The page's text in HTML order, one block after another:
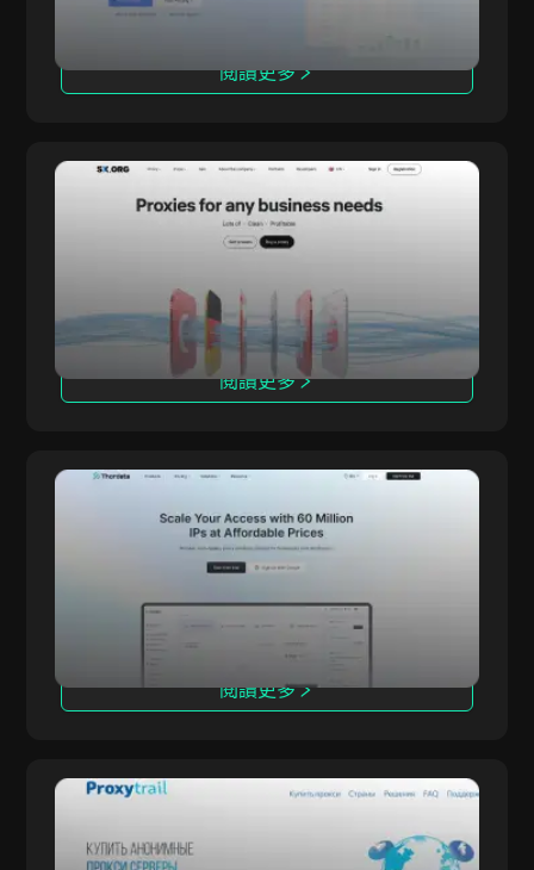
閱讀更多
SX.ORG
SX.ORG 是一個全新的代理市場，提供來自可靠供
應商的各類型、高品質 IP 位址，涵蓋廣泛的地理
閱讀更多
Thordata
Thordata 提供先進且合乎道德的代理網絡，專為
企業與個人使用者的特殊需求而設計。透過超過
6000 萬住宅 IP 和業界領先功能，讓您無縫存取
全球公開資料。
閱讀更多
ProxyTrail
ProxyTrail
ProxyTrail 是值得信賴的代理供應商，提供高速、
安全、匿名的代理服務，支援網頁抓取、SEO 監